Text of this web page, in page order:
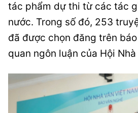
tác phẩm dự thi từ các tác
nước. Trong số đó, 253
đã được chọn đăng trên
quan ngôn luận của Hội